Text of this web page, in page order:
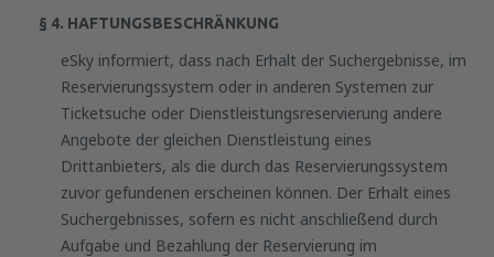
§ 4. HAFTUNGSBESCHRÄNKUNG
eSky informiert, dass nach Erhalt der Suchergebnisse, im
Reservierungssystem oder in anderen Systemen zur
Ticketsuche oder Dienstleistungsreservierung andere
Angebote der gleichen Dienstleistung eines
Drittanbieters, als die durch das Reservierungssystem
zuvor gefundenen erscheinen können. Der Erhalt eines
Suchergebnisses, sofern es nicht anschließend durch
Aufgabe und Bezahlung der Reservierung im